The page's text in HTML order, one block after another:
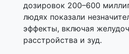
дозировок 200–600
людях показали
эффекты, включая
расстройства и зуд.